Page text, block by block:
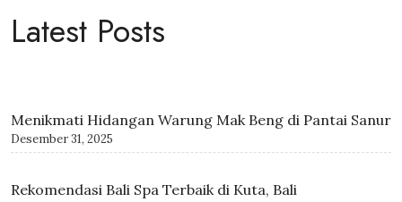
Latest Posts
Menikmati Hidangan Warung Mak Beng di Pantai Sanur
Desember 31, 2025
Rekomendasi Bali Spa Terbaik di Kuta, Bali